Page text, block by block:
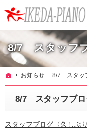
8/7 スタッフ
調律やクリーニングも行っていま
ホーム
お知らせ 8/7 スタッ
8/7 スタッフブロ
スタッフブログ〈久しぶ